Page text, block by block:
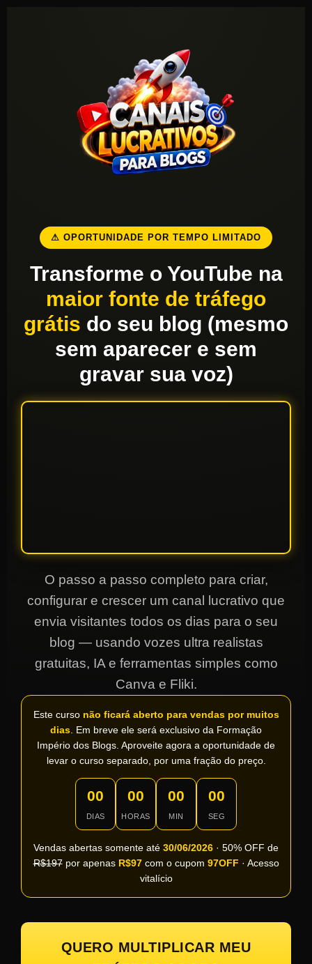
⚠ OPORTUNIDADE POR TEMPO LIMITADO
Transforme o YouTube na
maior fonte de tráfego
grátis do seu blog (mesmo
sem aparecer e sem
gravar sua voz)
O passo a passo completo para criar,
configurar e crescer um canal lucrativo que
envia visitantes todos os dias para o seu
blog — usando vozes ultra realistas
gratuitas, IA e ferramentas simples como
Canva e Fliki.
Este curso não ficará aberto para vendas por muitos
dias . Em breve ele será exclusivo da Formação
Império dos Blogs. Aproveite agora a oportunidade de
levar o curso separado, por uma fração do preço.
00
DIAS
00
HORAS
00
MIN
00
SEG
Vendas abertas somente até 30/06/2026 · 50% OFF de
R$197por apenas R$97com o cupom 97OFF · Acesso
vitalício
QUERO MULTIPLICAR MEU